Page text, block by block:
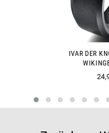
IVAR DER